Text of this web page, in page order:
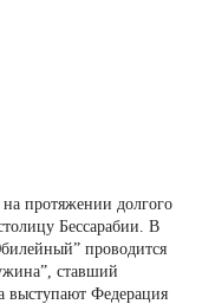
протяжении долгого
Бессарабии. В
проводится
ставший
выступают Федерация